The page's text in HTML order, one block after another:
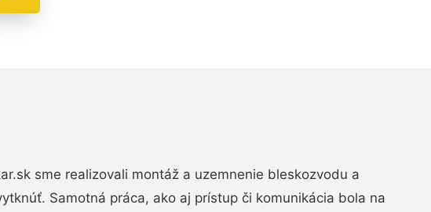
sme realizovali montáž a uzemnenie bleskozvodu a
Samotná práca, ako aj prístup či komunikácia bola na